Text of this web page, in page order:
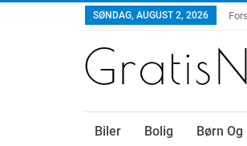
SØNDAG, AUGUST 2, 2026
Biler Bolig Børn